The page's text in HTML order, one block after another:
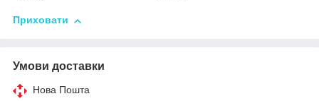
Приховати
Умови доставки
Нова Пошта